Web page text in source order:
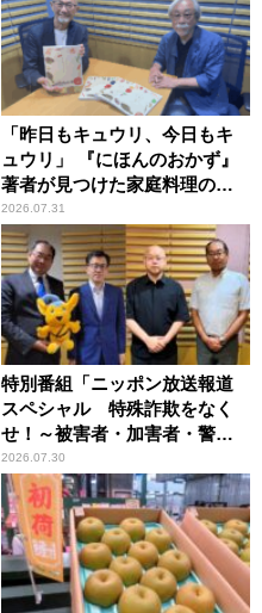
「昨日もキュウリ、今日もキ
ュウリ」 『にほんのおかず』
著者が見つけた家庭料理の知
恵
2026.07.31
特別番組「ニッポン放送報道
スペシャル 特殊詐欺をなく
せ！～被害者・加害者・警視
庁が語るトクリュウの実態
～」放送
2026.07.30